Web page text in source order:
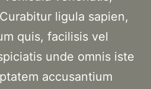
ligula sapien,
quis, facilisis vel
unde omnis iste
accusantium